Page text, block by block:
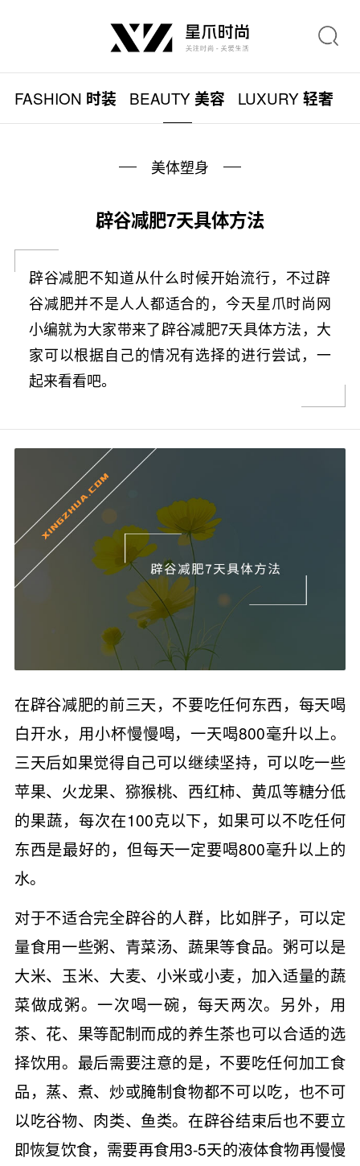
FASHION 时装 BEAUTY美容 LUXURY轻奢
美体塑身
辟谷减肥7天具体方法
辟谷减肥不知道从什么时候开始流行，不过辟
谷减肥并不是人人都适合的，今天星爪时尚网
小编就为大家带来了辟谷减肥7天具体方法，大
家可以根据自己的情况有选择的进行尝试，一
起来看看吧。
在辟谷减肥的前三天，不要吃任何东西，每天喝
白开水，用小杯慢慢喝，一天喝800毫升以上。
三天后如果觉得自己可以继续坚持，可以吃一些
苹果、火龙果、猕猴桃、西红柿、黄瓜等糖分低
的果蔬，每次在100克以下，如果可以不吃任何
东西是最好的，但每天一定要喝800毫升以上的
水。
对于不适合完全辟谷的人群，比如胖子，可以定
量食用一些粥、青菜汤、蔬果等食品。粥可以是
大米、玉米、大麦、小米或小麦，加入适量的蔬
菜做成粥。一次喝一碗，每天两次。另外，用
茶、花、果等配制而成的养生茶也可以合适的选
择饮用。最后需要注意的是，不要吃任何加工食
品，蒸、煮、炒或腌制食物都不可以吃，也不可
以吃谷物、肉类、鱼类。在辟谷结束后也不要立
即恢复饮食，需要再食用3-5天的液体食物再慢慢